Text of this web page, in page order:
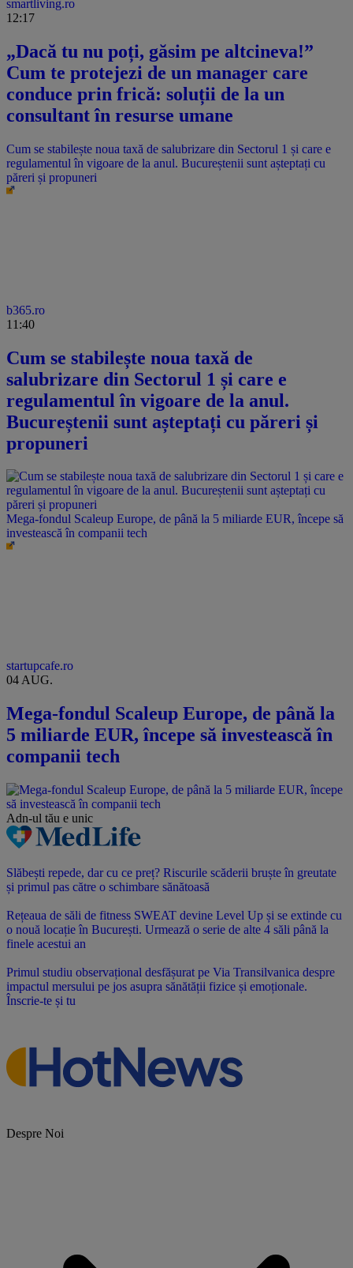
smartliving.ro
12:17
„Dacă tu nu poți, găsim pe altcineva!”
Cum te protejezi de un manager care
conduce prin frică: soluții de la un
consultant în resurse umane
Cum se stabilește noua taxă de salubrizare din Sectorul 1 și care e
regulamentul în vigoare de la anul. Bucureștenii sunt așteptați cu
păreri și propuneri
b365.ro
11:40
Cum se stabilește noua taxă de
salubrizare din Sectorul 1 și care e
regulamentul în vigoare de la anul.
Bucureștenii sunt așteptați cu păreri și
propuneri
Mega-fondul Scaleup Europe, de până la 5 miliarde EUR, începe să
investească în companii tech
startupcafe.ro
04 AUG.
Mega-fondul Scaleup Europe, de până la
5 miliarde EUR, începe să investească în
companii tech
Adn-ul tău e unic
Slăbești repede, dar cu ce preț? Riscurile scăderii bruște în greutate
și primul pas către o schimbare sănătoasă
Rețeaua de săli de fitness SWEAT devine Level Up și se extinde cu
o nouă locație în București. Urmează o serie de alte 4 săli până la
finele acestui an
Primul studiu observațional desfășurat pe Via Transilvanica despre
impactul mersului pe jos asupra sănătății fizice și emoționale.
Înscrie-te și tu
Despre Noi